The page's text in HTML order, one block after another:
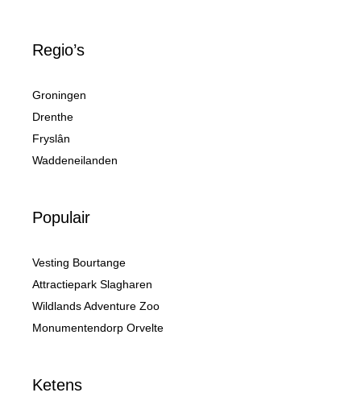
Regio’s
Groningen
Drenthe
Fryslân
Waddeneilanden
Populair
Vesting Bourtange
Attractiepark Slagharen
Wildlands Adventure Zoo
Monumentendorp Orvelte
Ketens